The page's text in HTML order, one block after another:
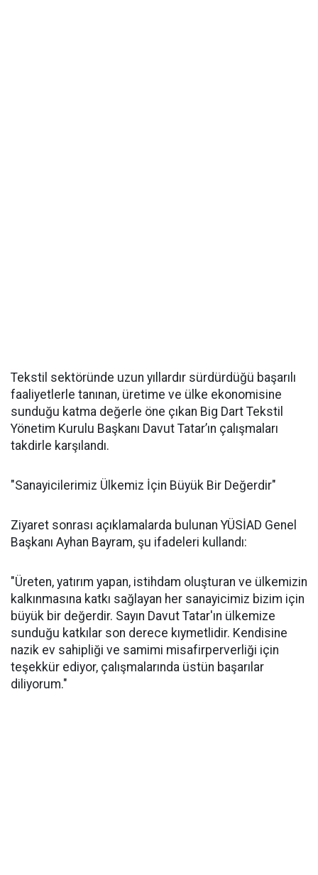
Tekstil sektöründe uzun yıllardır sürdürdüğü başarılı
faaliyetlerle tanınan, üretime ve ülke ekonomisine
sunduğu katma değerle öne çıkan Big Dart Tekstil
Yönetim Kurulu Başkanı Davut Tatar’ın çalışmaları
takdirle karşılandı.
"Sanayicilerimiz Ülkemiz İçin Büyük Bir Değerdir"
Ziyaret sonrası açıklamalarda bulunan YÜSİAD Genel
Başkanı Ayhan Bayram, şu ifadeleri kullandı:
"Üreten, yatırım yapan, istihdam oluşturan ve ülkemizin
kalkınmasına katkı sağlayan her sanayicimiz bizim için
büyük bir değerdir. Sayın Davut Tatar'ın ülkemize
sunduğu katkılar son derece kıymetlidir. Kendisine
nazik ev sahipliği ve samimi misafirperverliği için
teşekkür ediyor, çalışmalarında üstün başarılar
diliyorum."